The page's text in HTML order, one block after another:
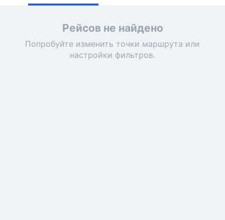
Рейсов не найдено
Попробуйте изменить точки маршрута или
настройки фильтров.